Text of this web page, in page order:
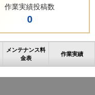
作業実績投稿数
0
メンテナンス料
金表
作業実績